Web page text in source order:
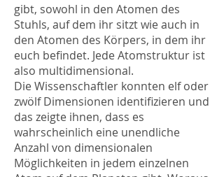
gibt, sowohl in den Atomen des
Stuhls, auf dem ihr sitzt wie auch in
den Atomen des Körpers, in dem ihr
euch befindet. Jede Atomstruktur ist
also multidimensional.
Die Wissenschaftler konnten elf oder
zwölf Dimensionen identifizieren und
das zeigte ihnen, dass es
wahrscheinlich eine unendliche
Anzahl von dimensionalen
Möglichkeiten in jedem einzelnen